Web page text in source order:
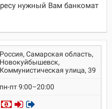
нужный Вам банкомат
Россия, Самарская область,
Новокуйбышевск,
Коммунистическая улица, 39
пн-пт 9:00–20:00